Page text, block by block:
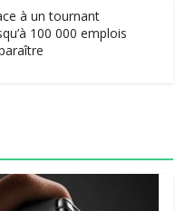
à un tournant
100 000 emplois